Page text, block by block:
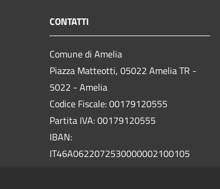
CONTATTI
Comune di Amelia
Piazza Matteotti, 05022 Amelia TR -
5022 - Amelia
Codice Fiscale: 00179120555
Partita IVA: 00179120555
IBAN:
IT46A0622072530000002100105